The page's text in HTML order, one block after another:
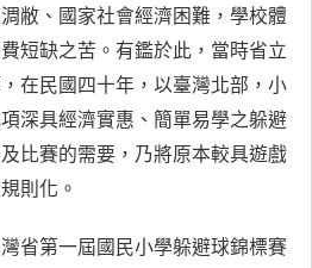
敝、國家社會經濟困難，學校體
短缺之苦。有鑑於此，當時省立
在民國四十年，以臺灣北部，小
深具經濟實惠、簡單易學之躲避
比賽的需要，乃將原本較具遊戲
則化。
省第一屆國民小學躲避球錦標賽